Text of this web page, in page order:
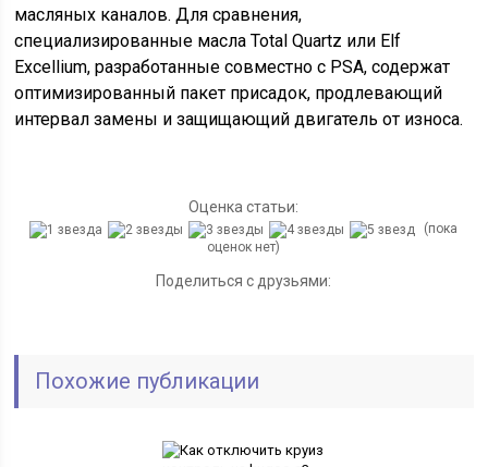
масляных каналов. Для сравнения,
специализированные масла Total Quartz или Elf
Excellium, разработанные совместно с PSA, содержат
оптимизированный пакет присадок, продлевающий
интервал замены и защищающий двигатель от износа.
Оценка статьи:
(пока
оценок нет)
Поделиться с друзьями:
Похожие публикации